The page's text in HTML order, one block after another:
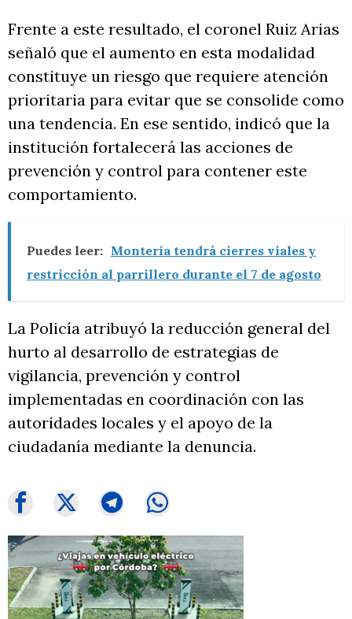
Frente a este resultado, el coronel Ruiz Arias
señaló que el aumento en esta modalidad
constituye un riesgo que requiere atención
prioritaria para evitar que se consolide como
una tendencia. En ese sentido, indicó que la
institución fortalecerá las acciones de
prevención y control para contener este
comportamiento.
Puedes leer: Montería tendrá cierres viales y
restricción al parrillero durante el 7 de agosto
La Policía atribuyó la reducción general del
hurto al desarrollo de estrategias de
vigilancia, prevención y control
implementadas en coordinación con las
autoridades locales y el apoyo de la
ciudadanía mediante la denuncia.